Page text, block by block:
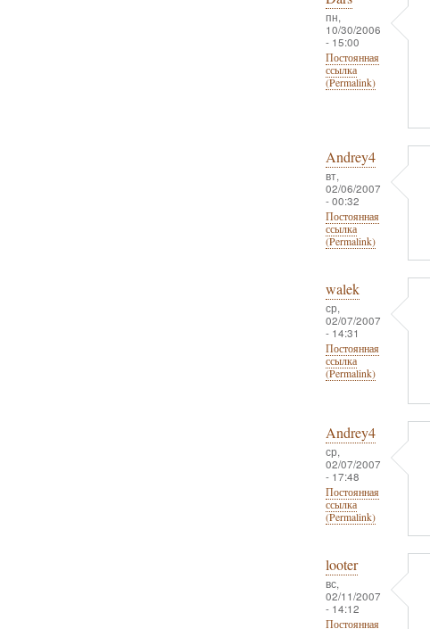
пн,
10/30/2006
- 15:00
Постоянная
ссылка
(Permalink)
Andrey4
вт,
02/06/2007
- 00:32
Постоянная
ссылка
(Permalink)
walek
ср,
02/07/2007
- 14:31
Постоянная
ссылка
(Permalink)
Andrey4
ср,
02/07/2007
- 17:48
Постоянная
ссылка
(Permalink)
looter
вс,
02/11/2007
- 14:12
Постоянная